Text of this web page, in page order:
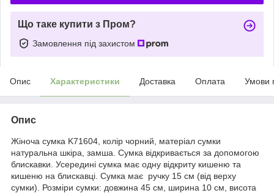
Що таке купити з Пром?
Замовлення під захистом
Опис Характеристики Доставка Оплата Умови
Опис
Жіноча сумка K71604, колір чорний, матеріал сумки
натуральна шкіра, замша. Сумка відкривається за допомогою
блискавки. Усередині сумка має одну відкриту кишеню та
кишеню на блискавці. Сумка має ручку 15 см (від верху
сумки). Розміри сумки: довжина 45 см, ширина 10 см, висота